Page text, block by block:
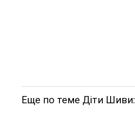
Еще по теме Діти Шиви: